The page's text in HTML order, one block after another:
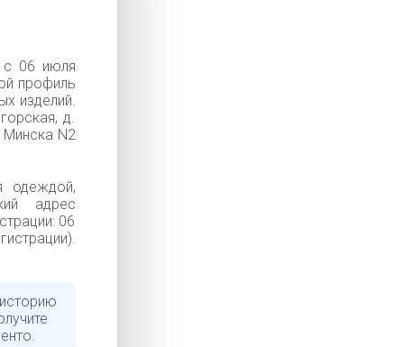
с 06 июля
профиль
изделий.
д.
N2
одеждой,
адрес
06